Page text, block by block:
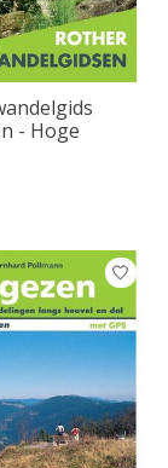
- Hoge